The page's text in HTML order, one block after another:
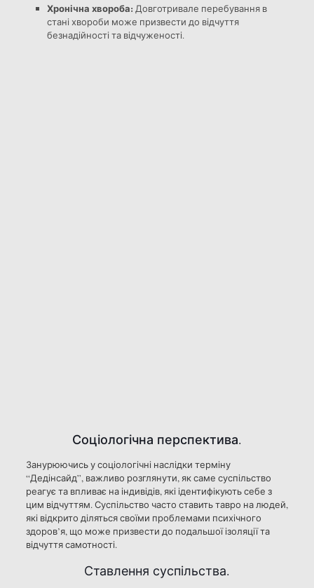
Хронічна хвороба: Довготривале перебування в
стані хвороби може призвести до відчуття
безнадійності та відчуженості.
Соціологічна перспектива.
Занурюючись у соціологічні наслідки терміну
“Дедінсайд”, важливо розглянути, як саме суспільство
реагує та впливає на індивідів, які ідентифікують себе з
цим відчуттям. Суспільство часто ставить тавро на людей,
які відкрито діляться своїми проблемами психічного
здоров’я, що може призвести до подальшої ізоляції та
відчуття самотності.
Ставлення суспільства.